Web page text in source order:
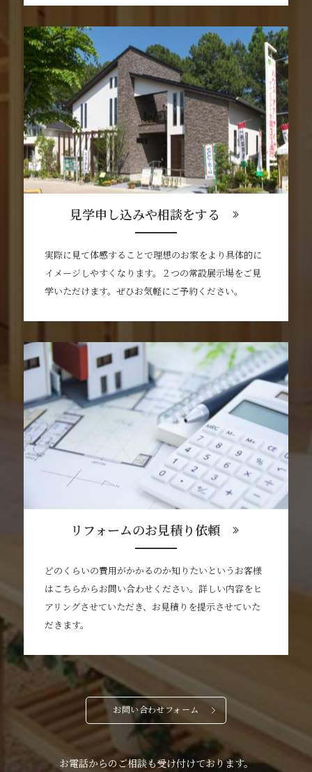
見学申し込みや相談をする
実際に見て体感することで理想のお家をより具体的に
イメージしやすくなります。２つの常設展示場をご見
学いただけます。ぜひお気軽にご予約ください。
リフォームのお見積り依頼
どのくらいの費用がかかるのか知りたいというお客様
はこちらからお問い合わせください。詳しい内容をヒ
アリングさせていただき、お見積りを提示させていた
だきます。
お問い合わせフォーム
お電話からのご相談も受け付けております。